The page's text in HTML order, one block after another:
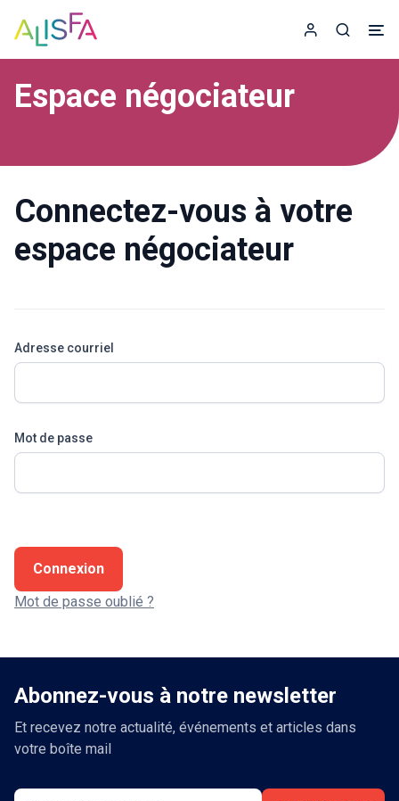
Accueil
Espace
Espace négociateur
Connectez-vous à votre
espace négociateur
Adresse courriel
Mot de passe
Connexion
Mot de passe oublié ?
Abonnez-vous à notre newsletter
Et recevez notre actualité, événements et articles dans
votre boîte mail